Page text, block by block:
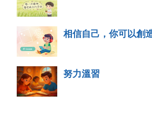
相信自己，你可以創
努力溫習